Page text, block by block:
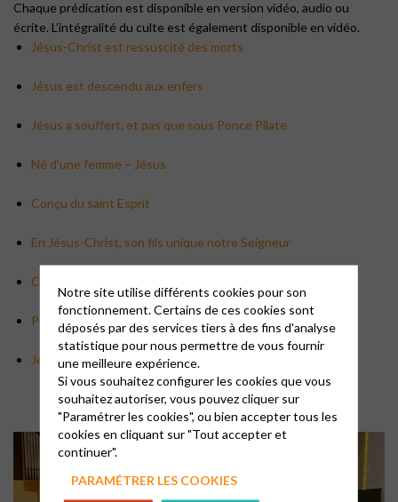
Chaque prédication est disponible en version vidéo, audio ou
écrite. L’intégralité du culte est également disponible en vidéo.
Jésus-Christ est ressuscité des morts
Jésus est descendu aux enfers
Jésus a souffert, et pas que sous Ponce Pilate
Né d’une femme – Jésus
Conçu du saint Esprit
En Jésus-Christ, son fils unique notre Seigneur
Créateur du ciel et de la terre
Père tout puissant
Je crois en Dieu
Notre site utilise différents cookies pour son
fonctionnement. Certains de ces cookies sont
déposés par des services tiers à des fins d'analyse
statistique pour nous permettre de vous fournir
une meilleure expérience.
Si vous souhaitez configurer les cookies que vous
souhaitez autoriser, vous pouvez cliquer sur
"Paramétrer les cookies", ou bien accepter tous les
cookies en cliquant sur "Tout accepter et
continuer".
PARAMÉTRER LES COOKIES